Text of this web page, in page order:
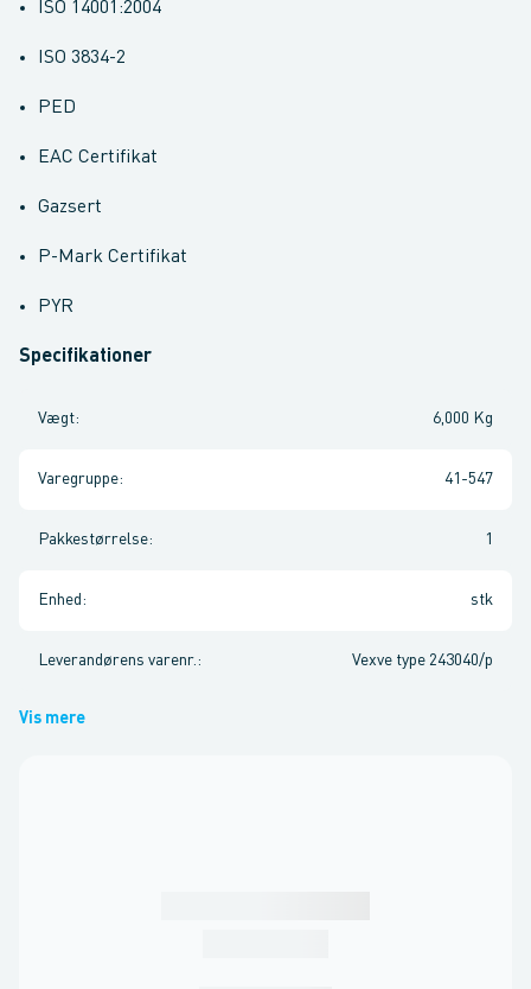
ISO 14001:2004
ISO 3834-2
PED
EAC Certifikat
Gazsert
P-Mark Certifikat
PYR
Specifikationer
Vægt: 6,000 Kg
Varegruppe: 41-547
Pakkestørrelse: 1
Enhed : stk
Leverandørens varenr. : Vexve type 243040/p
Vis mere